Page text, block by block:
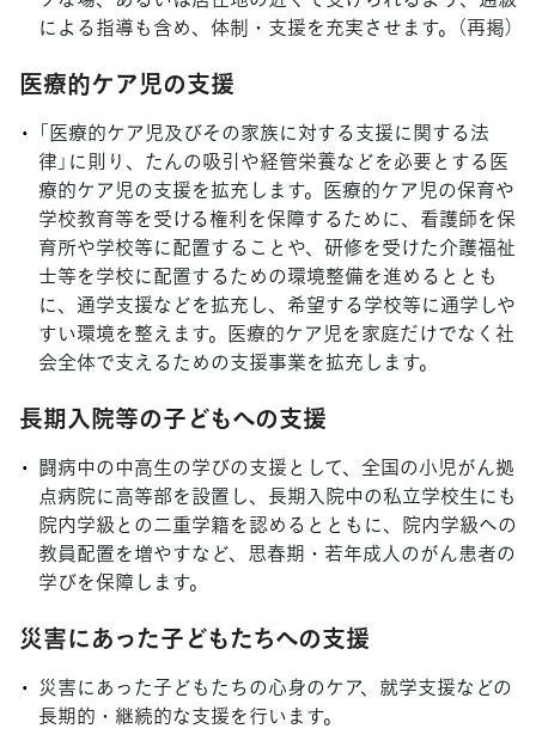
による指導も含め、体制・支援を充実させます。（再掲）
医療的ケア児の支援
「医療的ケア児及びその家族に対する支援に関する法
律」に則り、たんの吸引や経管栄養などを必要とする医
療的ケア児の支援を拡充します。医療的ケア児の保育や
学校教育等を受ける権利を保障するために、看護師を保
育所や学校等に配置することや、研修を受けた介護福祉
士等を学校に配置するための環境整備を進めるととも
に、通学支援などを拡充し、希望する学校等に通学しや
すい環境を整えます。医療的ケア児を家庭だけでなく社
会全体で支えるための支援事業を拡充します。
長期入院等の子どもへの支援
闘病中の中高生の学びの支援として、全国の小児がん拠
点病院に高等部を設置し、長期入院中の私立学校生にも
院内学級との二重学籍を認めるとともに、院内学級への
教員配置を増やすなど、思春期・若年成人のがん患者の
学びを保障します。
災害にあった子どもたちへの支援
災害にあった子どもたちの心身のケア、就学支援などの
長期的・継続的な支援を行います。